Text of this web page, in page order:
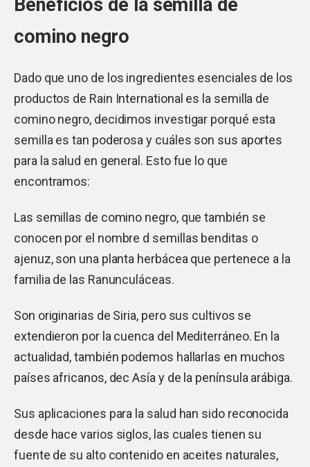
Beneficios de la semilla de
comino negro
Dado que uno de los ingredientes esenciales de los
productos de Rain International es la semilla de
comino negro, decidimos investigar porqué esta
semilla es tan poderosa y cuáles son sus aportes
para la salud en general. Esto fue lo que
encontramos:
Las semillas de comino negro, que también se
conocen por el nombre d semillas benditas o
ajenuz, son una planta herbácea que pertenece a la
familia de las Ranunculáceas.
Son originarias de Siria, pero sus cultivos se
extendieron por la cuenca del Mediterráneo. En la
actualidad, también podemos hallarlas en muchos
países africanos, dec Asía y de la península arábiga.
Sus aplicaciones para la salud han sido reconocida
desde hace varios siglos, las cuales tienen su
fuente de su alto contenido en aceites naturales,